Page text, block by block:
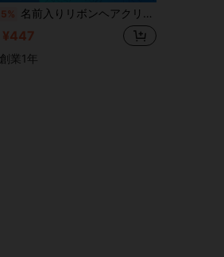
名前入りリボンヘアクリップ、パーソナライズされたサテンロングテールヘアクリップ、ロングテールリボンヘアタイ、クラシックな女性の女の子のヘアスタイリングアクセサリー、90年代ビンテージ大きなサテンフレンチスタイルのヘッドドレス装飾、ギフトヘアリボン春クリップ、彼女、彼女、家族、友人への理想的なギフト、刻印、ステンレス、カラフル、かわいい、おもしろい、カワイイ、Y2K、スタイリッシュ、ユニセックス、カジュアル、カスタム、パーソナライズ、ユニーク、カスタマイズ、彼のための理想的なギフト、彼女のための理想的なギフト、秋のシック、アパレルアクセサリー、カスタマイズされたヘアアクセサリー
¥447
創業1年